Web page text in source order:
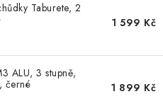
Taburete, 2
1 599 Kč
ALU, 3 stupně,
černé
1 899 Kč